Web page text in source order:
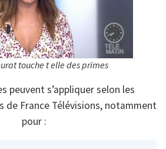
touche t elle des primes
peuvent s’appliquer selon les
de France Télévisions, notamment
pour :